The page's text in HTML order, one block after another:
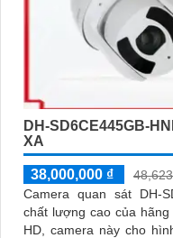
DH-SD6CE445GB-
XA
38,000,000 ₫
Camera quan sát DH-
chất lượng cao của hãng Đại Hàn. Với độ
HD, camera này cho